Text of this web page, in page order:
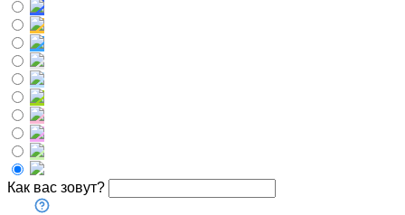
Как вас зовут?